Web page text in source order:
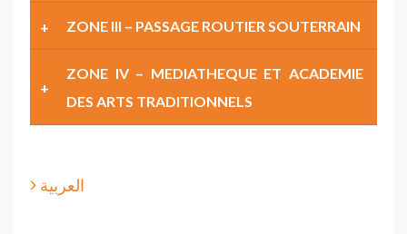
ZONE III – PASSAGE ROUTIER SOUTERRAIN
ZONE IV – MEDIATHEQUE ET ACADEMIE
DES ARTS TRADITIONNELS
العربية